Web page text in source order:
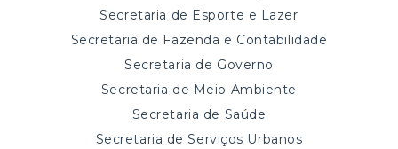
Secretaria de Esporte e Lazer
Secretaria de Fazenda e Contabilidade
Secretaria de Governo
Secretaria de Meio Ambiente
Secretaria de Saúde
Secretaria de Serviços Urbanos